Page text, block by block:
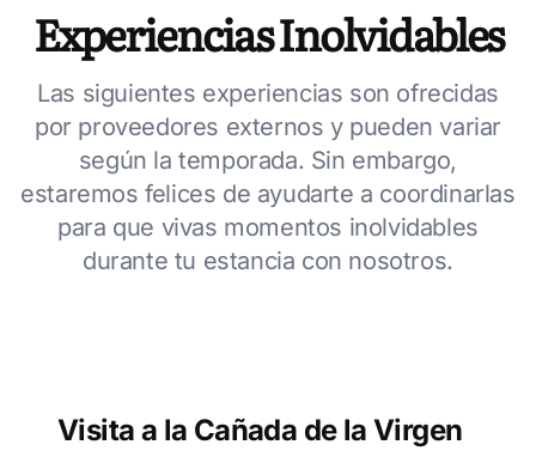
Experiencias Inolvidables
Las siguientes experiencias son ofrecidas
por proveedores externos y pueden variar
según la temporada. Sin embargo,
estaremos felices de ayudarte a coordinarlas
para que vivas momentos inolvidables
durante tu estancia con nosotros.
Visita a la Cañada de la Virgen